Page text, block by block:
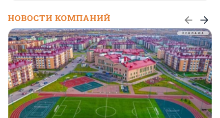
НОВОСТИ КОМПАНИЙ